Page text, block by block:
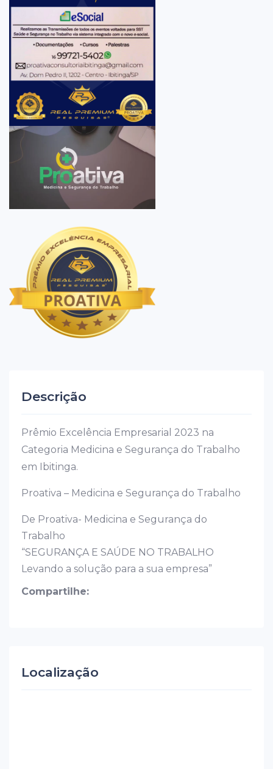
Descrição
Prêmio Excelência Empresarial 2023 na
Categoria Medicina e Segurança do Trabalho
em Ibitinga.
Proativa – Medicina e Segurança do Trabalho
De Proativa- Medicina e Segurança do
Trabalho
“SEGURANÇA E SAÚDE NO TRABALHO
Levando a solução para a sua empresa”
Compartilhe:
Localização